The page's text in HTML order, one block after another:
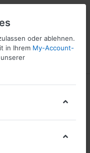
Wunschliste
oder ablehnen.
in Ihrem My-Account-